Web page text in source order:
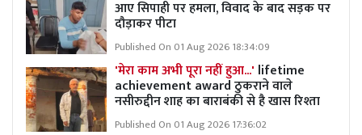
आए सिपाही पर हमला, विवाद के बाद सड़क पर
दौड़ाकर पीटा
Published On 01 Aug 2026 18:34:09
'मेरा काम अभी पूरा नहीं हुआ...' lifetime
achievement award ठुकराने वाले
नसीरुद्दीन शाह का बाराबंकी से है खास रिश्ता
Published On 01 Aug 2026 17:36:02